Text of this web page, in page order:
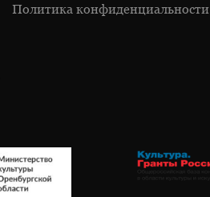
Политика конфиденциальности